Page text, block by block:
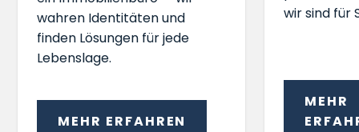
wahren Identitäten und
finden Lösungen für jede
Lebenslage.
MEHR ERFAHREN
wir sind für
MEHR